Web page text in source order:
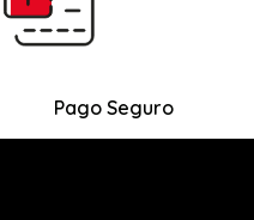
Pago Seguro